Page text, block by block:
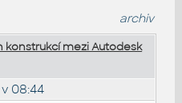
archiv
mezi Autodesk
v 08:44